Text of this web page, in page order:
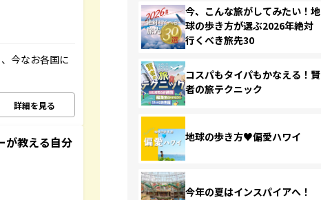
今なお各国に
詳細を見る
が教える自分
今、こんな旅がしてみたい！地
球の歩き方が選ぶ2026年絶対
行くべき旅先30
コスパもタイパもかなえる！賢
者の旅テクニック
地球の歩き方♥偏愛ハワイ
今年の夏はインスパイアへ！